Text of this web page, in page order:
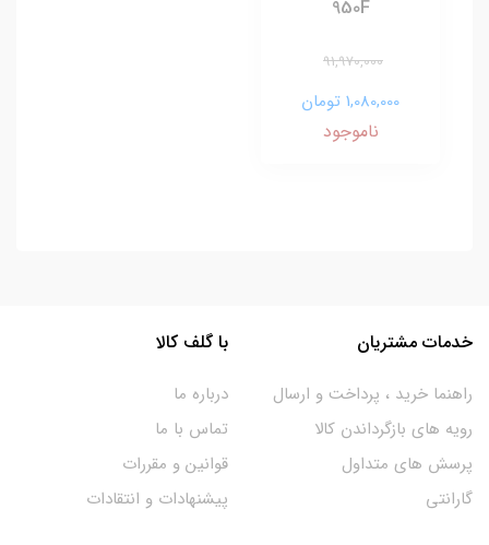
950F
91,970,000
1,080,000 تومان
ناموجود
خدمات مشتریان
راهنما خرید ، پرداخت و ارسال
رویه های بازگرداندن کالا
پرسش های متداول
گارانتی
با گلف کالا
درباره ما
تماس با ما
قوانین و مقررات
پیشنهادات و انتقادات